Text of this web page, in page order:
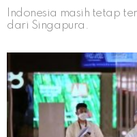
Indonesia masih tetap
dari Singapura.